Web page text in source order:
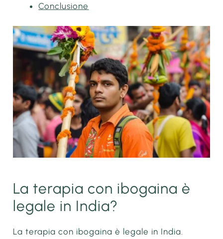
Conclusione
La terapia con ibogaina è
legale in India?
La terapia con ibogaina è legale in India.